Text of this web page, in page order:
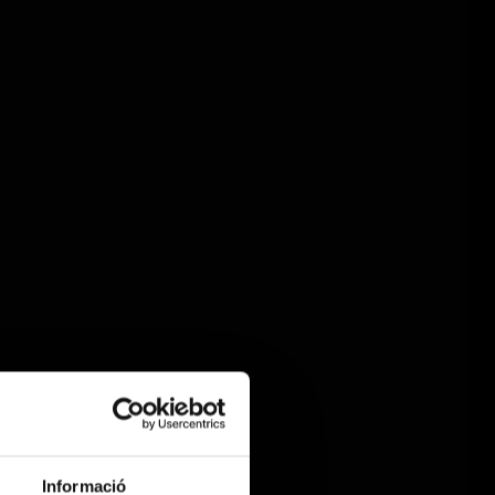
Informació